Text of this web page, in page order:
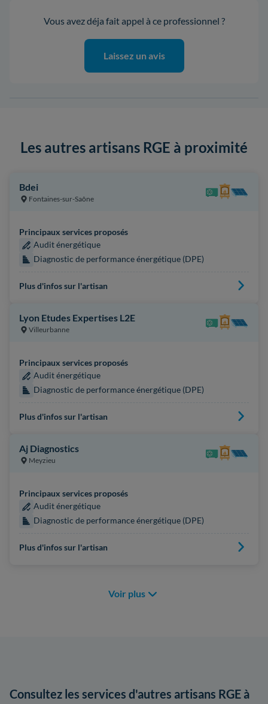
Vous avez déja fait appel à ce professionnel ?
Laissez un avis
Les autres artisans RGE à proximité
Bdei
Fontaines-sur-Saône
Principaux services proposés
Audit énergétique
Diagnostic de performance énergétique (DPE)
Plus d'infos sur l'artisan
Lyon Etudes Expertises L2E
Villeurbanne
Principaux services proposés
Audit énergétique
Diagnostic de performance énergétique (DPE)
Plus d'infos sur l'artisan
Aj Diagnostics
Meyzieu
Principaux services proposés
Audit énergétique
Diagnostic de performance énergétique (DPE)
Plus d'infos sur l'artisan
Voir plus
Consultez les services d'autres artisans RGE à